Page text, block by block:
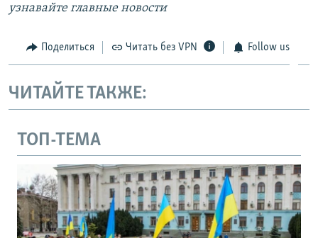
узнавайте главные новости
Поделиться Читать без VPN Follow us
ЧИТАЙТЕ ТАКЖЕ:
ТОП-ТЕМА